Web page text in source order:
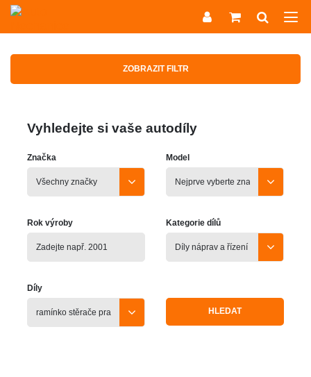
ZOBRAZIT FILTR
Vyhledejte si vaše autodíly
Značka Model
Rok výroby Kategorie dílů
Díly
HLEDAT